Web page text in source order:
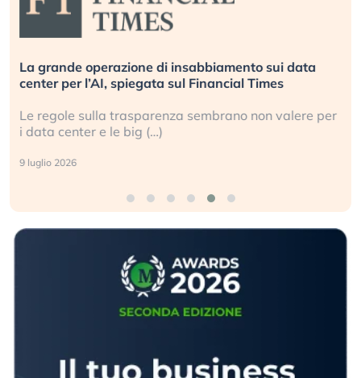
La grande operazione di insabbiamento sui data
center per l’AI, spiegata sul Financial Times
Le regole sulla trasparenza sembrano non valere per
i data center e le big (…)
9 luglio 2026